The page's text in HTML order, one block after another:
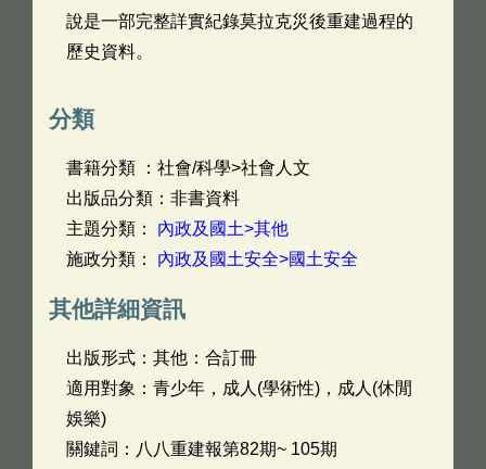
說是一部完整詳實紀錄莫拉克災後重建過程的
歷史資料。
分類
書籍分類 ：社會/科學>社會人文
出版品分類：非書資料
主題分類： 內政及國土>其他
施政分類： 內政及國土安全>國土安全
其他詳細資訊
出版形式：其他：合訂冊
適用對象：青少年，成人(學術性)，成人(休閒
娛樂)
關鍵詞：八八重建報第82期~ 105期